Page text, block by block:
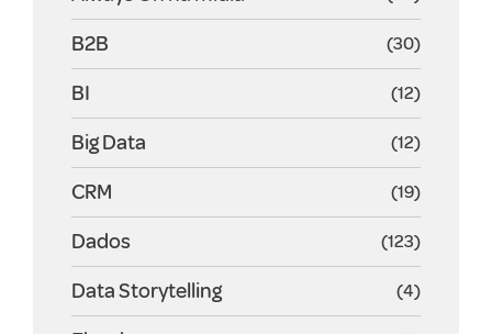
B2B (30)
BI (12)
Big Data (12)
CRM (19)
Dados (123)
Data Storytelling (4)